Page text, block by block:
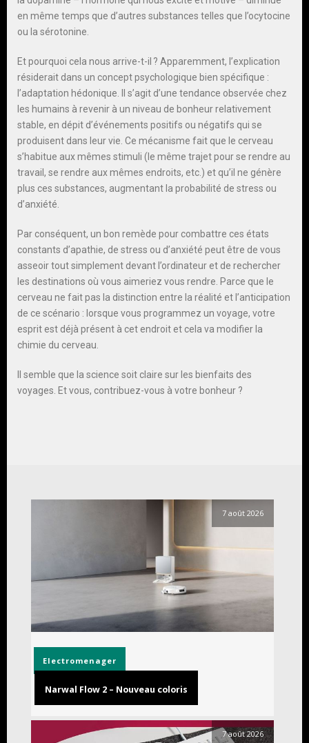
en même temps que d’autres substances telles que l’ocytocine
ou la sérotonine.
Et pourquoi cela nous arrive-t-il ? Apparemment, l’explication
résiderait dans un concept psychologique bien spécifique :
l’adaptation hédonique. Il s’agit d’une tendance observée chez
les humains à revenir à un niveau de bonheur relativement
stable, en dépit d’événements positifs ou négatifs qui se
produisent dans leur vie. Ce mécanisme fait que le cerveau
s’habitue aux mêmes stimuli (le même trajet pour se rendre au
travail, se rendre aux mêmes endroits, etc.) et qu’il ne génère
plus ces substances, augmentant la probabilité de stress ou
d’anxiété.
Par conséquent, un bon remède pour combattre ces états
constants d’apathie, de stress ou d’anxiété peut être de vous
asseoir tout simplement devant l’ordinateur et de rechercher
les destinations où vous aimeriez vous rendre. Parce que le
cerveau ne fait pas la distinction entre la réalité et l’anticipation
de ce scénario : lorsque vous programmez un voyage, votre
esprit est déjà présent à cet endroit et cela va modifier la
chimie du cerveau.
Il semble que la science soit claire sur les bienfaits des
voyages. Et vous, contribuez-vous à votre bonheur ?
7 août 2026
Electromenager
Narwal Flow 2 – Nouveau coloris
7 août 2026